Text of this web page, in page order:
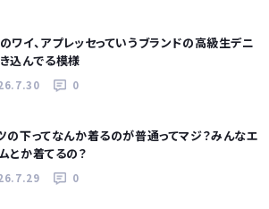
ワイ、アプレッセっていうブランドの高級生デニ
込んでる模様
0
の下ってなんか着るのが普通ってマジ？みんなエ
とか着てるの？
0